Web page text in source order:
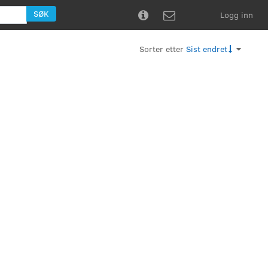
SØK   Logg inn
Sorter etter Sist endret